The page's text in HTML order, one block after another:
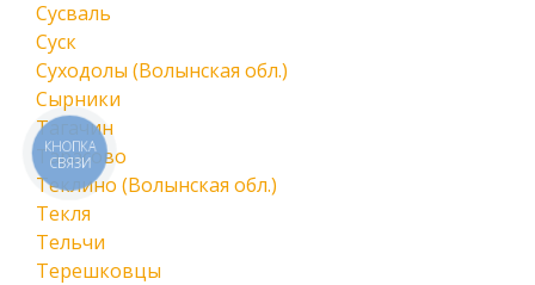
Сусваль
Суск
Суходолы (Волынская обл.)
Сырники
Тагачин
Тарасово
Теклино (Волынская обл.)
Текля
Тельчи
Терешковцы
КНОПКА
СВЯЗИ